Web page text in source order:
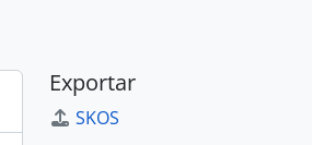
Exportar
SKOS